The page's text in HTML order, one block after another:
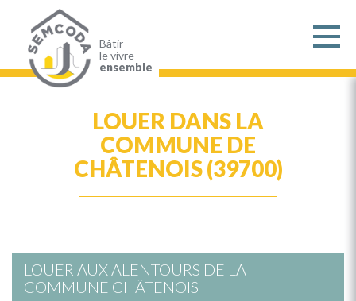
contenu
principal
Bâtir
le vivre
ensemble
LOUER DANS LA
COMMUNE DE
CHÂTENOIS (39700)
LOUER AUX ALENTOURS DE LA
COMMUNE CHÂTENOIS